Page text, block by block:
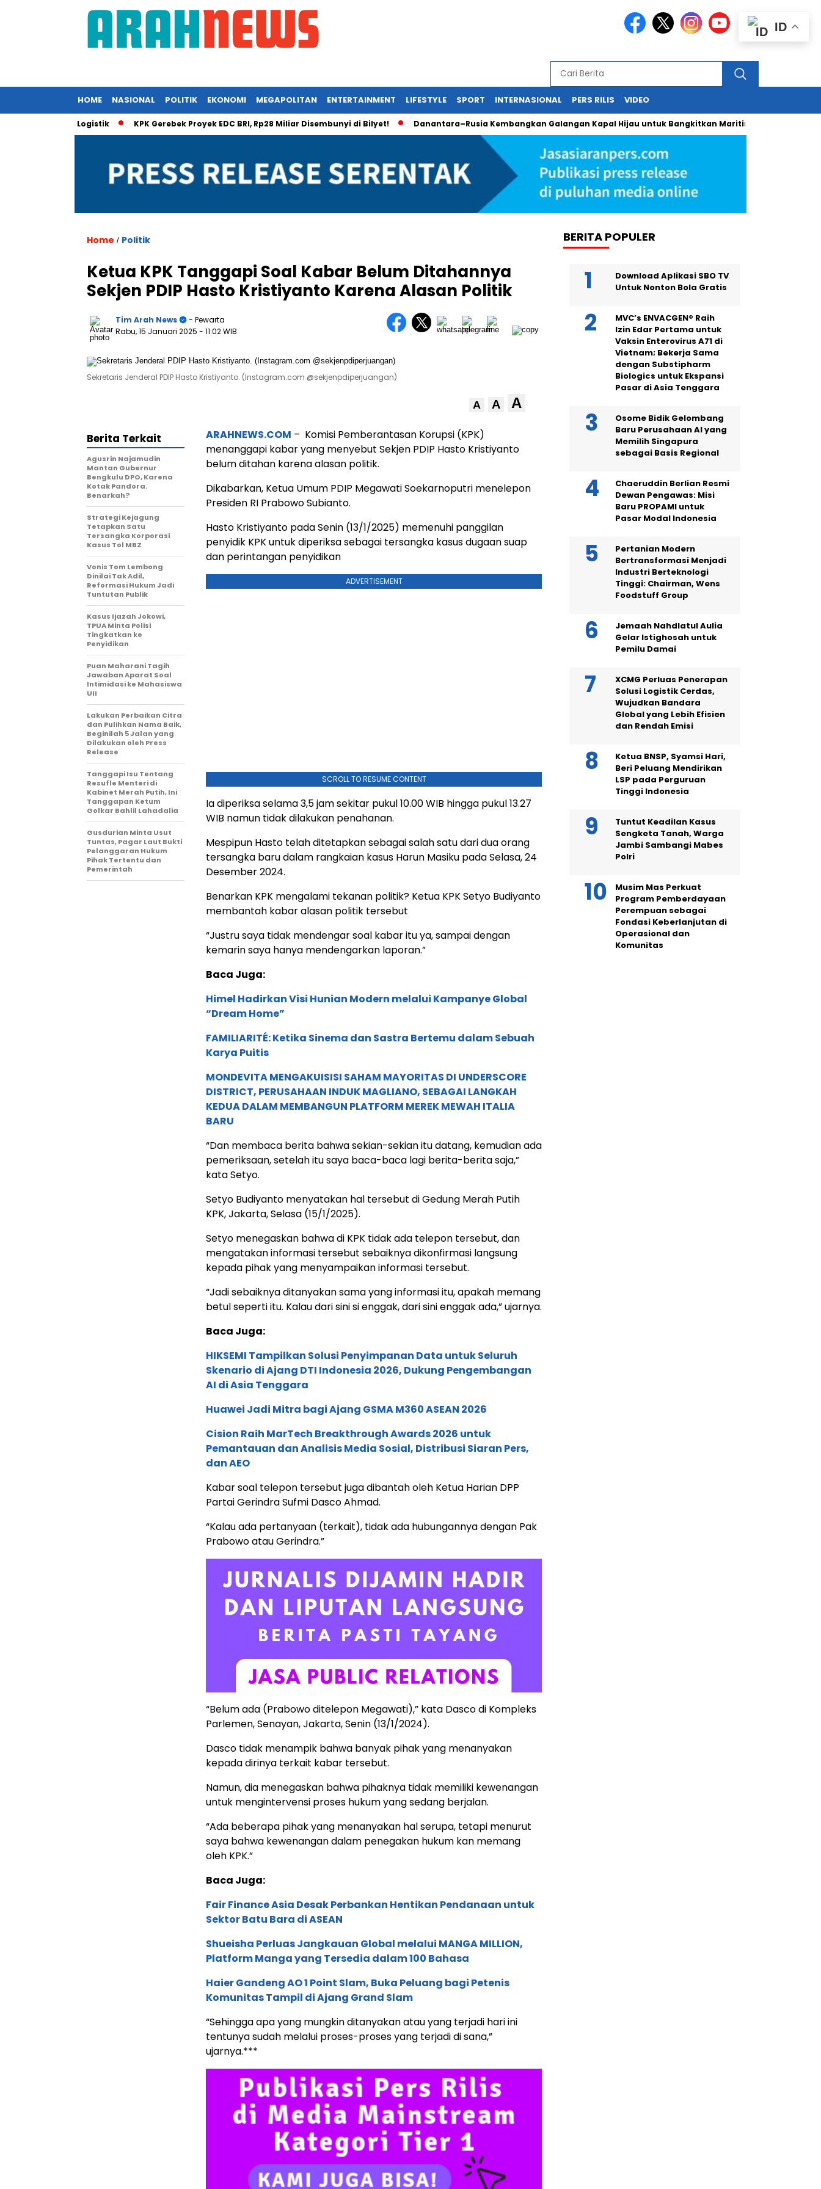
HOME NASIONAL POLITIK EKONOMI MEGAPOLITAN ENTERTAINMENT LIFESTYLE SPORT INTERNASIONAL PERS RILIS VIDEO
Properti Logistik KPK Gerebek Proyek EDC BRI, Rp28 Miliar Disembunyi di Bilyet! Danantara–Rusia Kembangkan Galangan Kapal Hijau untuk Bangkitkan Maritim Nasional
Home / Politik
Ketua KPK Tanggapi Soal Kabar Belum Ditahannya
Sekjen PDIP Hasto Kristiyanto Karena Alasan Politik
Tim Arah News
- Pewarta
Rabu, 15 Januari 2025 - 11:02 WIB
Sekretaris Jenderal PDIP Hasto Kristiyanto. (Instagram.com @sekjenpdiperjuangan)
A A A
ARAHNEWS.COM – Komisi Pemberantasan Korupsi (KPK)
menanggapi kabar yang menyebut Sekjen PDIP Hasto Kristiyanto
belum ditahan karena alasan politik.
Dikabarkan, Ketua Umum PDIP Megawati Soekarnoputri menelepon
Presiden RI Prabowo Subianto.
Hasto Kristiyanto pada Senin (13/1/2025) memenuhi panggilan
penyidik KPK untuk diperiksa sebagai tersangka kasus dugaan suap
dan perintangan penyidikan
ADVERTISEMENT
SCROLL TO RESUME CONTENT
Ia diperiksa selama 3,5 jam sekitar pukul 10.00 WIB hingga pukul 13.27
WIB namun tidak dilakukan penahanan.
Mespipun Hasto telah ditetapkan sebagai salah satu dari dua orang
tersangka baru dalam rangkaian kasus Harun Masiku pada Selasa, 24
Desember 2024.
Benarkan KPK mengalami tekanan politik? Ketua KPK Setyo Budiyanto
membantah kabar alasan politik tersebut
“Justru saya tidak mendengar soal kabar itu ya, sampai dengan
kemarin saya hanya mendengarkan laporan.”
Baca Juga:
Himel Hadirkan Visi Hunian Modern melalui Kampanye Global
“Dream Home”
FAMILIARITÉ: Ketika Sinema dan Sastra Bertemu dalam Sebuah
Karya Puitis
MONDEVITA MENGAKUISISI SAHAM MAYORITAS DI UNDERSCORE
DISTRICT, PERUSAHAAN INDUK MAGLIANO, SEBAGAI LANGKAH
KEDUA DALAM MEMBANGUN PLATFORM MEREK MEWAH ITALIA
BARU
“Dan membaca berita bahwa sekian-sekian itu datang, kemudian ada
pemeriksaan, setelah itu saya baca-baca lagi berita-berita saja,”
kata Setyo.
Setyo Budiyanto menyatakan hal tersebut di Gedung Merah Putih
KPK, Jakarta, Selasa (15/1/2025).
Setyo menegaskan bahwa di KPK tidak ada telepon tersebut, dan
mengatakan informasi tersebut sebaiknya dikonfirmasi langsung
kepada pihak yang menyampaikan informasi tersebut.
“Jadi sebaiknya ditanyakan sama yang informasi itu, apakah memang
betul seperti itu. Kalau dari sini si enggak, dari sini enggak ada,” ujarnya.
Baca Juga:
HIKSEMI Tampilkan Solusi Penyimpanan Data untuk Seluruh
Skenario di Ajang DTI Indonesia 2026, Dukung Pengembangan
AI di Asia Tenggara
Huawei Jadi Mitra bagi Ajang GSMA M360 ASEAN 2026
Cision Raih MarTech Breakthrough Awards 2026 untuk
Pemantauan dan Analisis Media Sosial, Distribusi Siaran Pers,
dan AEO
Kabar soal telepon tersebut juga dibantah oleh Ketua Harian DPP
Partai Gerindra Sufmi Dasco Ahmad.
“Kalau ada pertanyaan (terkait), tidak ada hubungannya dengan Pak
Prabowo atau Gerindra.”
“Belum ada (Prabowo ditelepon Megawati),” kata Dasco di Kompleks
Parlemen, Senayan, Jakarta, Senin (13/1/2024).
Dasco tidak menampik bahwa banyak pihak yang menanyakan
kepada dirinya terkait kabar tersebut.
Namun, dia menegaskan bahwa pihaknya tidak memiliki kewenangan
untuk mengintervensi proses hukum yang sedang berjalan.
“Ada beberapa pihak yang menanyakan hal serupa, tetapi menurut
saya bahwa kewenangan dalam penegakan hukum kan memang
oleh KPK.”
Baca Juga:
Fair Finance Asia Desak Perbankan Hentikan Pendanaan untuk
Sektor Batu Bara di ASEAN
Shueisha Perluas Jangkauan Global melalui MANGA MILLION,
Platform Manga yang Tersedia dalam 100 Bahasa
Haier Gandeng AO 1 Point Slam, Buka Peluang bagi Petenis
Komunitas Tampil di Ajang Grand Slam
“Sehingga apa yang mungkin ditanyakan atau yang terjadi hari ini
tentunya sudah melalui proses-proses yang terjadi di sana,”
ujarnya.***
Berita Terkait
Agusrin Najamudin
Mantan Gubernur
Bengkulu DPO, Karena
Kotak Pandora.
Benarkah?
Strategi Kejagung
Tetapkan Satu
Tersangka Korporasi
Kasus Tol MBZ
Vonis Tom Lembong
Dinilai Tak Adil,
Reformasi Hukum Jadi
Tuntutan Publik
Kasus Ijazah Jokowi,
TPUA Minta Polisi
Tingkatkan ke
Penyidikan
Puan Maharani Tagih
Jawaban Aparat Soal
Intimidasi ke Mahasiswa
UII
Lakukan Perbaikan Citra
dan Pulihkan Nama Baik,
Beginilah 5 Jalan yang
Dilakukan oleh Press
Release
Tanggapi Isu Tentang
Resufle Menteri di
Kabinet Merah Putih, Ini
Tanggapan Ketum
Golkar Bahlil Lahadalia
Gusdurian Minta Usut
Tuntas, Pagar Laut Bukti
Pelanggaran Hukum
Pihak Tertentu dan
Pemerintah
BERITA POPULER
Download Aplikasi SBO TV
Untuk Nonton Bola Gratis
MVC’s ENVACGEN® Raih
Izin Edar Pertama untuk
Vaksin Enterovirus A71 di
Vietnam; Bekerja Sama
dengan Substipharm
Biologics untuk Ekspansi
Pasar di Asia Tenggara
Osome Bidik Gelombang
Baru Perusahaan AI yang
Memilih Singapura
sebagai Basis Regional
Chaeruddin Berlian Resmi
Dewan Pengawas: Misi
Baru PROPAMI untuk
Pasar Modal Indonesia
Pertanian Modern
Bertransformasi Menjadi
Industri Berteknologi
Tinggi: Chairman, Wens
Foodstuff Group
Jemaah Nahdlatul Aulia
Gelar Istighosah untuk
Pemilu Damai
XCMG Perluas Penerapan
Solusi Logistik Cerdas,
Wujudkan Bandara
Global yang Lebih Efisien
dan Rendah Emisi
Ketua BNSP, Syamsi Hari,
Beri Peluang Mendirikan
LSP pada Perguruan
Tinggi Indonesia
Tuntut Keadilan Kasus
Sengketa Tanah, Warga
Jambi Sambangi Mabes
Polri
Musim Mas Perkuat
Program Pemberdayaan
Perempuan sebagai
Fondasi Keberlanjutan di
Operasional dan
Komunitas
ID